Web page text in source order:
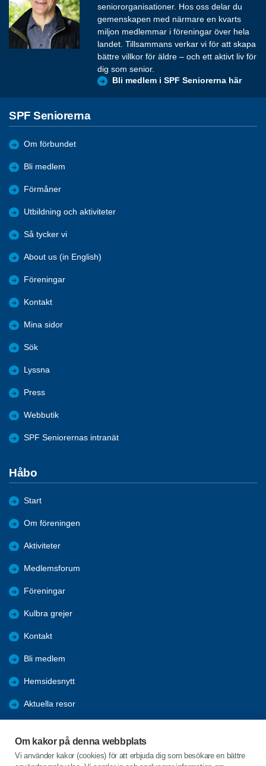
Om kakor på denna webbplats
Vi använder kakor (cookies) för att erbjuda dig som besökare en bättre
seniororganisationer. Hos oss delar du
gemenskapen med närmare en kvarts
miljon medlemmar i föreningar över hela
landet. Tillsammans verkar vi för att skapa
bättre villkor för äldre – och ett aktivt liv för
dig som senior.
Bli medlem i SPF Seniorerna här
SPF Seniorerna
Om förbundet
Bli medlem
Förmåner
Utbildning och aktiviteter
Så tycker vi
About us (in English)
Föreningar
Kontakt
Mina sidor
Sök
Lyssna
Press
Webbutik
SPF Seniorernas intranät
Håbo
Start
Om föreningen
Aktiviteter
Medlemsforum
Föreningar
Kulbra grejer
Kontakt
Bli medlem
Hemsidesnytt
Aktuella resor
Trygghetsringning